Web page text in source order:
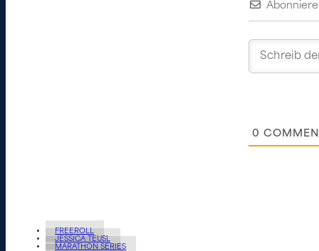
0
FREEROLL
JESSICA TEUSL
MARATHON SERIES